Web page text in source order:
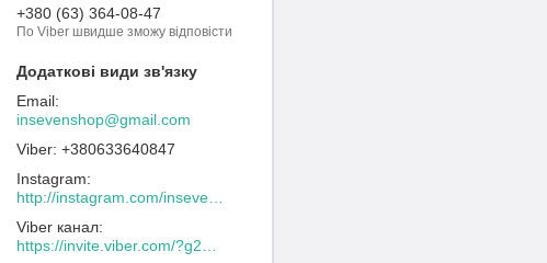
+380 (63) 364-08-47
По Viber швидше зможу відповісти
insevenshop@gmail.com
+380633640847
Instagram
Viber канал